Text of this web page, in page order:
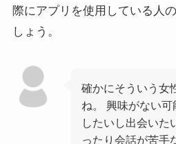
際にアプリを使用している人
しょう。
確かにそういう女
ね。 興味がない
したいし出会いた
ったり会話が苦手